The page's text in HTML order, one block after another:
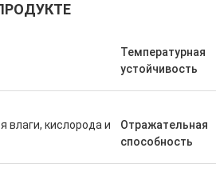
Температурная
устойчивость
влаги, кислорода и
Отражательная
способность